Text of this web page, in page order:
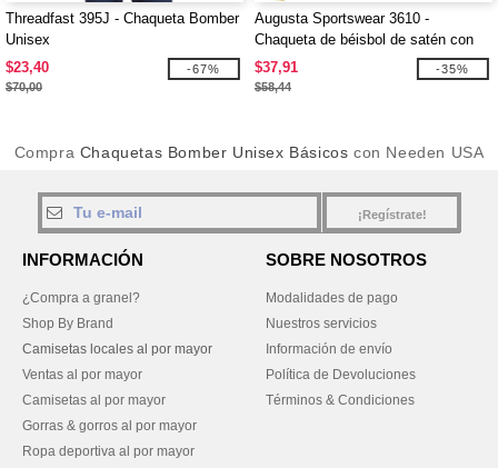
Threadfast 395J - Chaqueta Bomber
Unisex
$23,40
$70,00
-67%
Augusta Sportswear 3610 -
Chaqueta de béisbol de satén con
ribete de rayas
$37,91
$58,44
-35%
Compra Chaquetas Bomber Unisex Básicos con Needen USA
¡Regístrate!
INFORMACIÓN
¿Compra a granel?
Shop By Brand
Camisetas locales al por mayor
Ventas al por mayor
Camisetas al por mayor
Gorras & gorros al por mayor
Ropa deportiva al por mayor
SOBRE NOSOTROS
Modalidades de pago
Nuestros servicios
Información de envío
Política de Devoluciones
Términos & Condiciones